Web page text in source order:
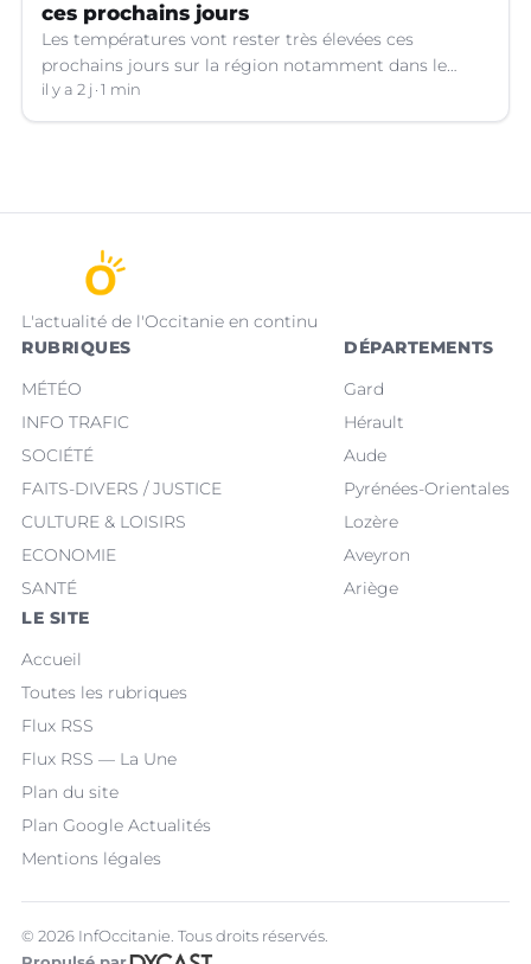
ces prochains jours
Les températures vont rester très élevées ces
prochains jours sur la région notamment dans le
Languedoc.
il y a 2 j 1 min
L'actualité de l'Occitanie en continu
RUBRIQUES
MÉTÉO
INFO TRAFIC
SOCIÉTÉ
FAITS-DIVERS / JUSTICE
CULTURE & LOISIRS
ECONOMIE
SANTÉ
DÉPARTEMENTS
Gard
Hérault
Aude
Pyrénées-Orientales
Lozère
Aveyron
Ariège
LE SITE
Accueil
Toutes les rubriques
Flux RSS
Flux RSS — La Une
Plan du site
Plan Google Actualités
Mentions légales
© 2026 InfOccitanie. Tous droits réservés.